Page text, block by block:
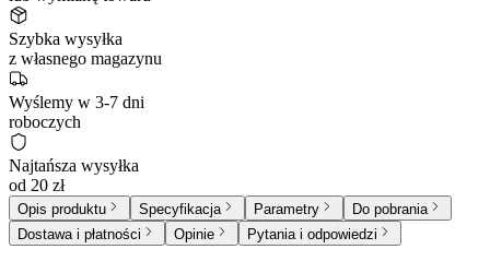
Szybka wysyłka
z własnego magazynu
Wyślemy w 3-7 dni
roboczych
Najtańsza wysyłka
od 20 zł
Opis produktu Specyfikacja Parametry
Do pobrania
Dostawa i płatności
Opinie Pytania i odpowiedzi